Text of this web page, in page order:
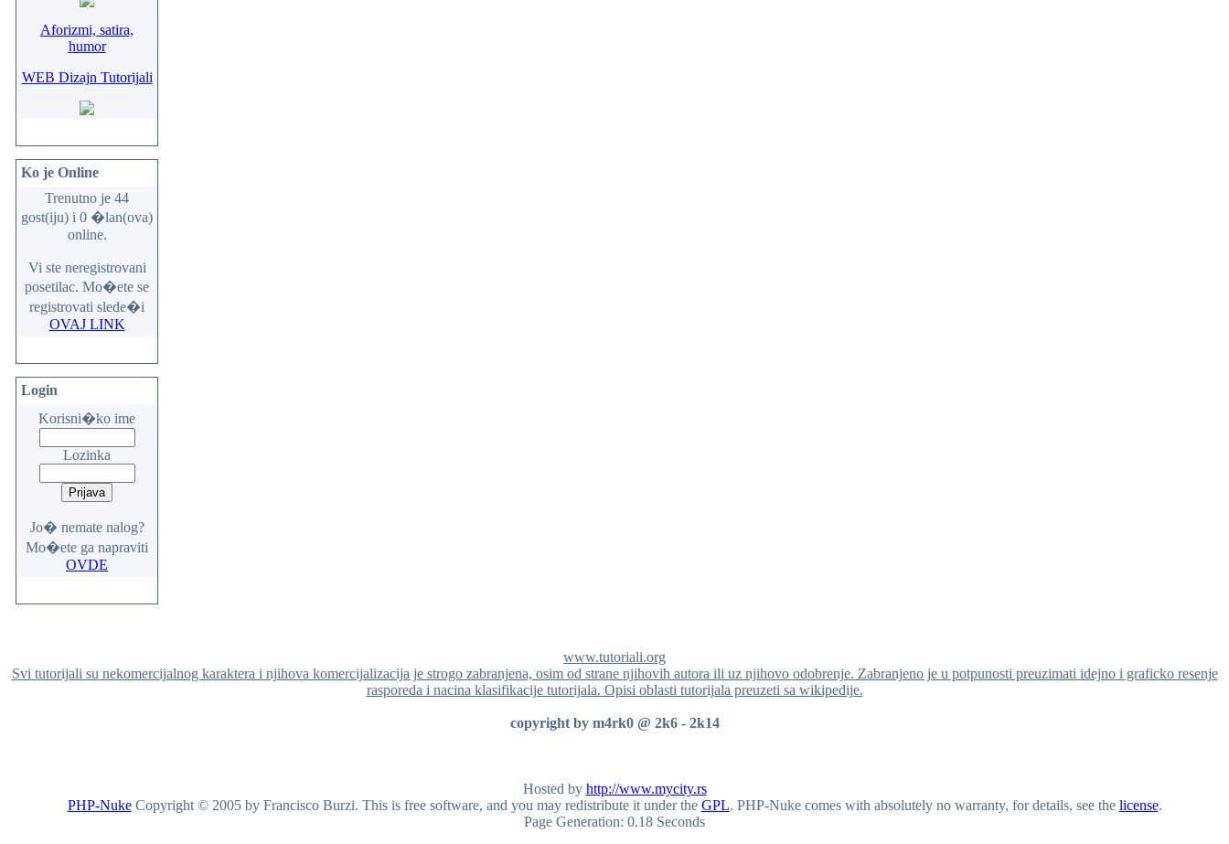
Aforizmi, satira,
humor
WEB Dizajn Tutorijali
Ko je Online
Trenutno je 44
gost(iju) i 0 �lan(ova)
online.
Vi ste neregistrovani
posetilac. Mo�ete se
registrovati slede�i
OVAJ LINK
Login
Korisni�ko ime
Lozinka
Jo� nemate nalog?
Mo�ete ga napraviti
OVDE
www.tutoriali.org
Svi tutorijali su nekomercijalnog karaktera i njihova komercijalizacija je strogo zabranjena, osim od strane njihovih autora ili uz njihovo odobrenje. Zabranjeno je u potpunosti preuzimati idejno i graficko resenje
rasporeda i nacina klasifikacije tutorijala. Opisi oblasti tutorijala preuzeti sa wikipedije.
copyright by m4rk0 @ 2k6 - 2k14
Hosted by http://www.mycity.rs
PHP-NukeCopyright © 2005 by Francisco Burzi. This is free software, and you may redistribute it under the GPL. PHP-Nuke comes with absolutely no warranty, for details, see the license.
Page Generation: 0.18 Seconds